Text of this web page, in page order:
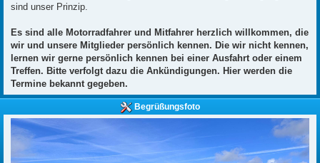
sind unser Prinzip.
Es sind alle Motorradfahrer und Mitfahrer herzlich willkommen, die
wir und unsere Mitglieder persönlich kennen. Die wir nicht kennen,
lernen wir gerne persönlich kennen bei einer Ausfahrt oder einem
Treffen. Bitte verfolgt dazu die Ankündigungen. Hier werden die
Termine bekannt gegeben.
Begrüßungsfoto